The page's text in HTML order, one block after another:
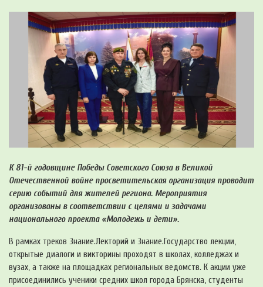
К 81-й годовщине Победы Советского Союза в Великой
Отечественной войне просветительская организация проводит
серию событий для жителей региона. Мероприятия
организованы в соответствии с целями и задачами
национального проекта «Молодежь и дети».
В рамках треков Знание.Лекторий и Знание.Государство лекции,
открытые диалоги и викторины проходят в школах, колледжах и
вузах, а также на площадках региональных ведомств. К акции уже
присоединились ученики средних школ города Брянска, студенты